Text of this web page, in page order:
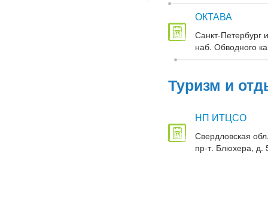
ОКТАВА
Санкт-Петербург
наб. Обводного
Туризм и
НП ИТЦСО
Свердловская
пр-т. Блюхера, д.